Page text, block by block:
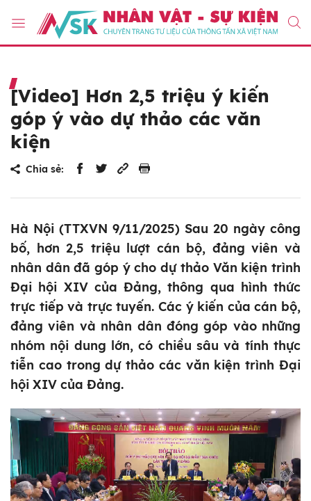
[Video] Hơn 2,5 triệu ý kiến
góp ý vào dự thảo các văn
kiện
Chia sẻ:
Hà Nội (TTXVN 9/11/2025) Sau 20 ngày công
bố, hơn 2,5 triệu lượt cán bộ, đảng viên và
nhân dân đã góp ý cho dự thảo Văn kiện trình
Đại hội XIV của Đảng, thông qua hình thức
trực tiếp và trực tuyến. Các ý kiến của cán bộ,
đảng viên và nhân dân đóng góp vào những
nhóm nội dung lớn, có chiều sâu và tính thực
tiễn cao trong dự thảo các văn kiện trình Đại
hội XIV của Đảng.